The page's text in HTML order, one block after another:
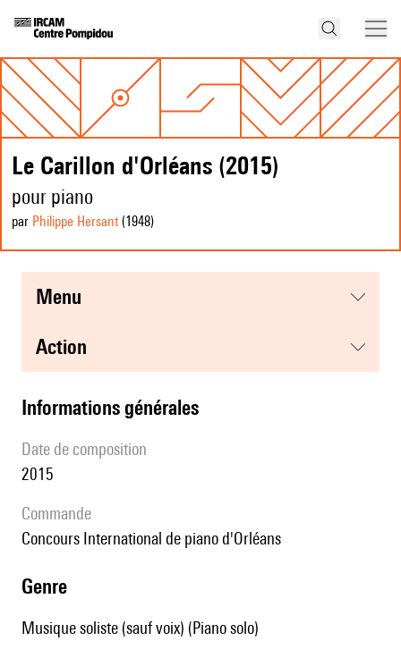
Le Carillon d'Orléans (2015)
pour piano
par Philippe Hersant(1948)
menu
action
informations générales
date de composition
2015
Commande
Concours International de piano d'Orléans
genre
Musique soliste (sauf voix) (Piano solo)